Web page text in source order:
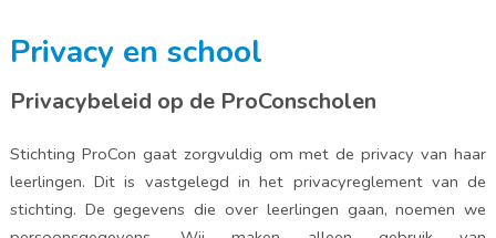
Privacy en school
Privacybeleid op de ProConscholen
Stichting ProCon gaat zorgvuldig om met de privacy van haar
leerlingen. Dit is vastgelegd in het privacyreglement van de
stichting. De gegevens die over leerlingen gaan, noemen we